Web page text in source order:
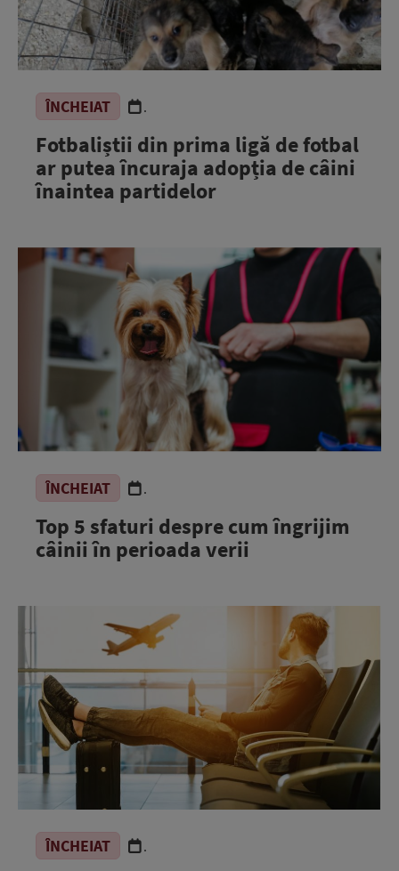
ÎNCHEIAT .
Fotbaliștii din prima ligă de fotbal
ar putea încuraja adopția de câini
înaintea partidelor
ÎNCHEIAT .
Top 5 sfaturi despre cum îngrijim
câinii în perioada verii
ÎNCHEIAT .